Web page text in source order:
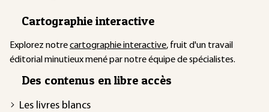
Cartographie interactive
Explorez notrecartographie interactive, fruit d'un travail
éditorial minutieux mené par notre équipe de spécialistes.
Des contenus en libre accès
Les livres blancs